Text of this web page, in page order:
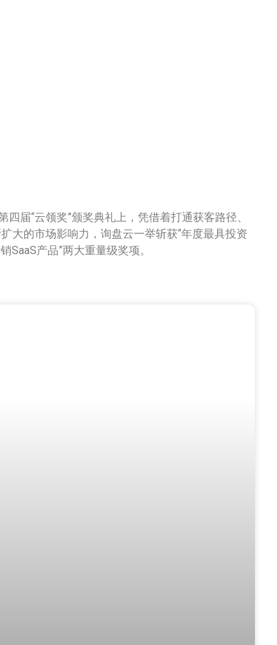
届“云领奖”颁奖典礼上，凭借着打通获客路径、
大的市场影响力，询盘云一举斩获“年度最具投资
SaaS产品”两大重量级奖项。